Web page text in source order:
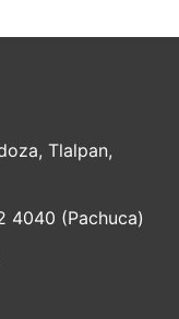
Tlalpan,
4040 (Pachuca)